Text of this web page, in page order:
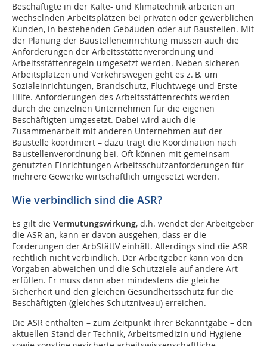
Beschäftigte in der Kälte- und Klimatechnik arbeiten an
wechselnden Arbeitsplätzen bei privaten oder gewerblichen
Kunden, in bestehenden Gebäuden oder auf Baustellen. Mit
der Planung der Baustelleneinrichtung müssen auch die
Anforderungen der Arbeitsstättenverordnung und
Arbeitsstättenregeln umgesetzt werden. Neben sicheren
Arbeitsplätzen und Verkehrswegen geht es z. B. um
Sozialeinrichtungen, Brandschutz, Fluchtwege und Erste
Hilfe. Anforderungen des Arbeitsstättenrechts werden
durch die einzelnen Unternehmen für die eigenen
Beschäftigten umgesetzt. Dabei wird auch die
Zusammenarbeit mit anderen Unternehmen auf der
Baustelle koordiniert – dazu trägt die Koordination nach
Baustellenverordnung bei. Oft können mit gemeinsam
genutzten Einrichtungen Arbeitsschutzanforderungen für
mehrere Gewerke wirtschaftlich umgesetzt werden.
Wie verbindlich sind die ASR?
Es gilt die Vermutungswirkung, d.h. wendet der Arbeitgeber
die ASR an, kann er davon ausgehen, dass er die
Forderungen der ArbStättV einhält. Allerdings sind die ASR
rechtlich nicht verbindlich. Der Arbeitgeber kann von den
Vorgaben abweichen und die Schutzziele auf andere Art
erfüllen. Er muss dann aber mindestens die gleiche
Sicherheit und den gleichen Gesundheitsschutz für die
Beschäftigten (gleiches Schutzniveau) erreichen.
Die ASR enthalten – zum Zeitpunkt ihrer Bekanntgabe – den
aktuellen Stand der Technik, Arbeitsmedizin und Hygiene